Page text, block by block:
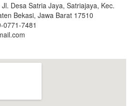
Desa Satria Jaya, Satriajaya, Kec.
Bekasi, Jawa Barat 17510
0771-7481